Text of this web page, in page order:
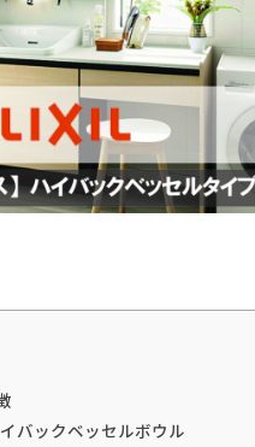
バックベッセルボウル